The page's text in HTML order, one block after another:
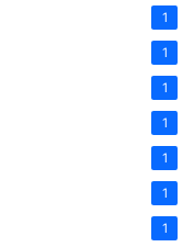
1
1
1
1
1
1
1